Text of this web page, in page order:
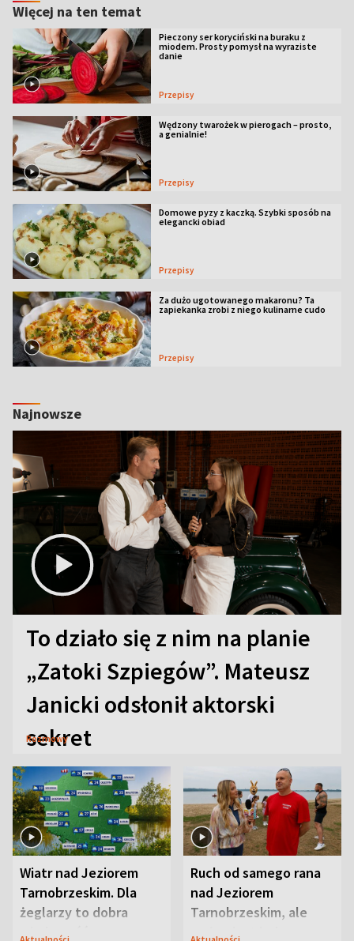
Więcej na ten temat
Pieczony ser koryciński na buraku z
miodem. Prosty pomysł na wyraziste
danie
Przepisy
Wędzony twarożek w pierogach – prosto,
a genialnie!
Przepisy
Domowe pyzy z kaczką. Szybki sposób na
elegancki obiad
Przepisy
Za dużo ugotowanego makaronu? Ta
zapiekanka zrobi z niego kulinarne cudo
Przepisy
Najnowsze
To działo się z nim na planie
„Zatoki Szpiegów”. Mateusz
Janicki odsłonił aktorski
sekret
Rozmowy
Wiatr nad Jeziorem
Tarnobrzeskim. Dla
żeglarzy to dobra
wiadomość
Ruch od samego rana
nad Jeziorem
Tarnobrzeskim, ale
ważna jest jedna